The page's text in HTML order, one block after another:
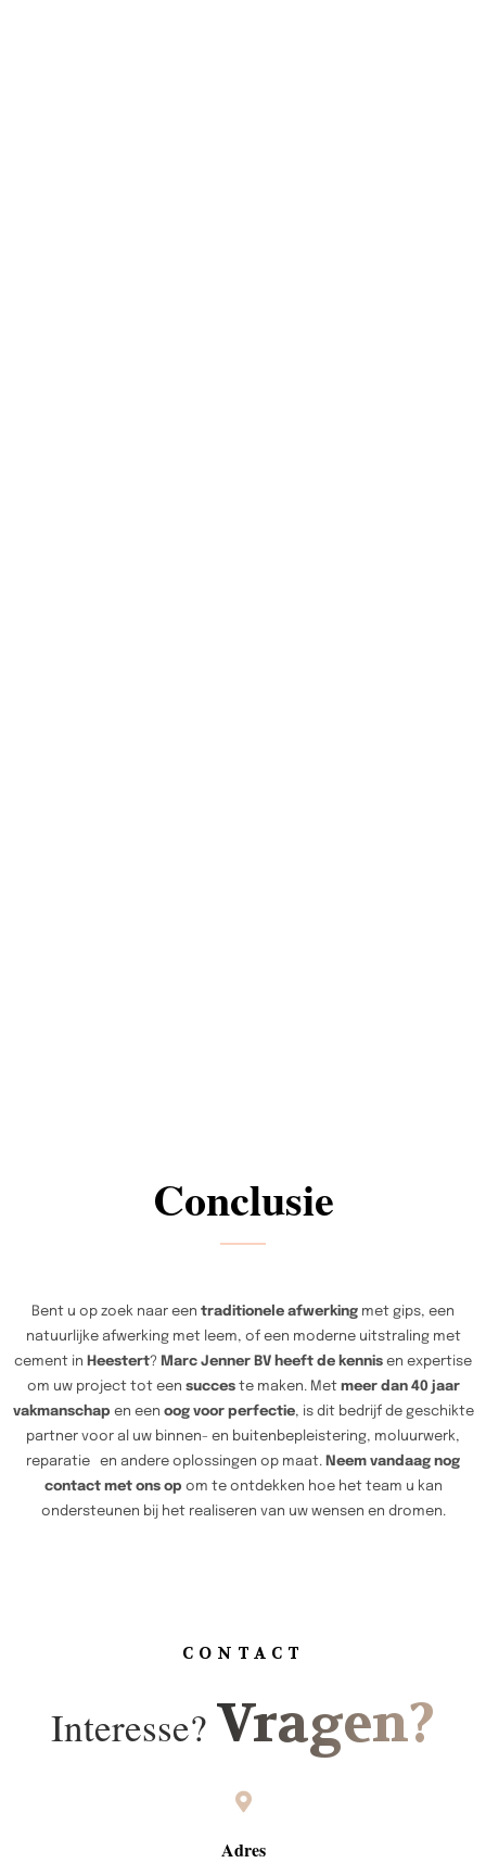
Conclusie
Bent u op zoek naar een traditionele afwerking met gips, een
natuurlijke afwerking met leem, of een moderne uitstraling met
cement in Heestert? Marc Jenner BV heeft de kennis en expertise
om uw project tot een succeste maken. Met meer dan 40 jaar
vakmanschap en een oog voor perfectie, is dit bedrijf de geschikte
partner voor al uw binnen- en buitenbepleistering, moluurwerk,
reparatie en andere oplossingen op maat. Neem vandaag nog
contact met ons op om te ontdekken hoe het team u kan
ondersteunen bij het realiseren van uw wensen en dromen.
CONTACT
Interesse? Vragen?
Adres